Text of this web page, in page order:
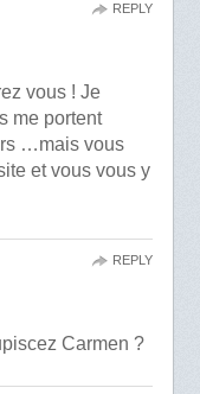
vous ! Je
me portent
…mais vous
et vous vous y
REPLY
Carmen ?
REPLY